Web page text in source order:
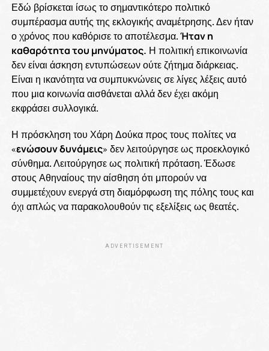
Εδώ βρίσκεται ίσως το σημαντικότερο πολιτικό
συμπέρασμα αυτής της εκλογικής αναμέτρησης. Δεν ήταν
ο χρόνος που καθόρισε το αποτέλεσμα.Ήταν η
καθαρότητα του μηνύματος. Η πολιτική επικοινωνία
δεν είναι άσκηση εντυπώσεων ούτε ζήτημα διάρκειας.
Είναι η ικανότητα να συμπυκνώνεις σε λίγες λέξεις αυτό
που μια κοινωνία αισθάνεται αλλά δεν έχει ακόμη
εκφράσει συλλογικά.
Η πρόσκληση του Χάρη Δούκα προς τους πολίτες να
«ενώσουν δυνάμεις» δεν λειτούργησε ως προεκλογικό
σύνθημα. Λειτούργησε ως πολιτική πρόταση. Έδωσε
στους Αθηναίους την αίσθηση ότι μπορούν να
συμμετέχουν ενεργά στη διαμόρφωση της πόλης τους και
όχι απλώς να παρακολουθούν τις εξελίξεις ως θεατές.
ADVERTISEMENT